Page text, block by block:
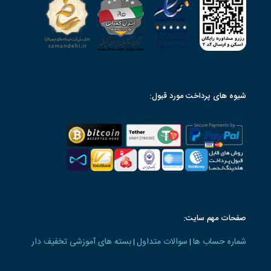
شیوه های پرداخت مورد قبول:
صفحات مهم سایت:
شماره حساب ها | سوالات متداول | بسته های آموزشی تخفیف دار